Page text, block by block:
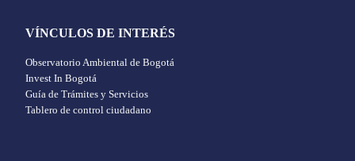
VÍNCULOS DE INTERÉS
Observatorio Ambiental de Bogotá
Invest In Bogotá
Guía de Trámites y Servicios
Tablero de control ciudadano